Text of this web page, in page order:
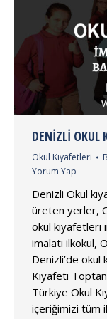
DENIZLI OKUL
Okul Kıyafetleri
Yorum Yap
Denizli Okul
üreten yerler,
okul kıyafetleri
imalatı ilkokul,
Denizli’de okul
Kıyafeti
Türkiye Okul
içeriğimizi tüm